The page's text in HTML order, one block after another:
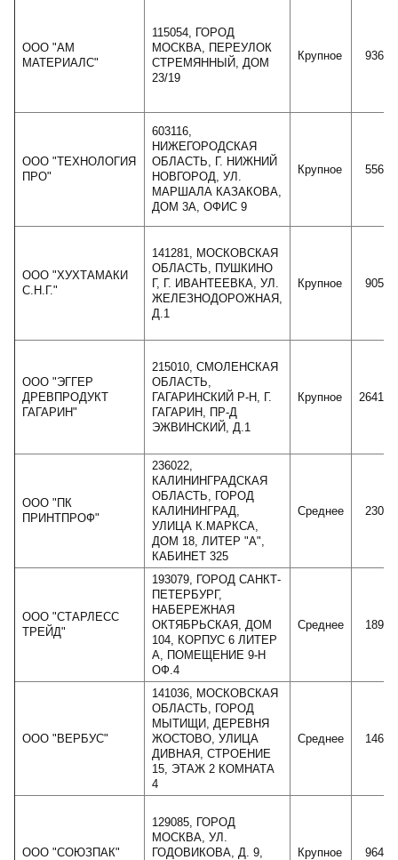
ООО "АМ
МАТЕРИАЛС"
115054, ГОРОД
МОСКВА, ПЕРЕУЛОК
СТРЕМЯННЫЙ, ДОМ
23/19
Крупное
ООО "ТЕХНОЛОГИЯ
ПРО"
603116,
НИЖЕГОРОДСКАЯ
ОБЛАСТЬ, Г. НИЖНИЙ
НОВГОРОД, УЛ.
МАРШАЛА КАЗАКОВА,
ДОМ 3А, ОФИС 9
Крупное
ООО "ХУХТАМАКИ
С.Н.Г."
141281, МОСКОВСКАЯ
ОБЛАСТЬ, ПУШКИНО
Г, Г. ИВАНТЕЕВКА, УЛ.
ЖЕЛЕЗНОДОРОЖНАЯ,
Д.1
Крупное
ООО "ЭГГЕР
ДРЕВПРОДУКТ
ГАГАРИН"
215010, СМОЛЕНСКАЯ
ОБЛАСТЬ,
ГАГАРИНСКИЙ Р-Н, Г.
ГАГАРИН, ПР-Д
ЭЖВИНСКИЙ, Д.1
Крупное
ООО "ПК
ПРИНТПРОФ"
236022,
КАЛИНИНГРАДСКАЯ
ОБЛАСТЬ, ГОРОД
КАЛИНИНГРАД,
УЛИЦА К.МАРКСА,
ДОМ 18, ЛИТЕР "А",
КАБИНЕТ 325
Среднее
ООО "СТАРЛЕСС
ТРЕЙД"
193079, ГОРОД САНКТ-
ПЕТЕРБУРГ,
НАБЕРЕЖНАЯ
ОКТЯБРЬСКАЯ, ДОМ
104, КОРПУС 6 ЛИТЕР
А, ПОМЕЩЕНИЕ 9-Н
ОФ.4
Среднее
ООО "ВЕРБУС"
141036, МОСКОВСКАЯ
ОБЛАСТЬ, ГОРОД
МЫТИЩИ, ДЕРЕВНЯ
ЖОСТОВО, УЛИЦА
ДИВНАЯ, СТРОЕНИЕ
15, ЭТАЖ 2 КОМНАТА
4
Среднее
ООО "СОЮЗПАК"
129085, ГОРОД
МОСКВА, УЛ.
ГОДОВИКОВА, Д. 9,
Крупное